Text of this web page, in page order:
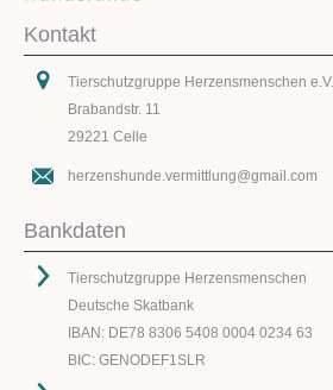
Kontakt
Tierschutzgruppe Herzensmenschen e.V.
Brabandstr. 11
29221 Celle
herzenshunde.vermittlung@gmail.com
Bankdaten
Tierschutzgruppe Herzensmenschen
Deutsche Skatbank
IBAN: DE78 8306 5408 0004 0234 63
BIC: GENODEF1SLR